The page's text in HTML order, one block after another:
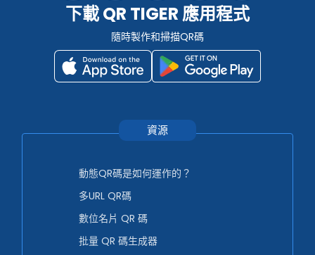
下載 QR TIGER 應用程式
隨時製作和掃描QR碼
資源
動態QR碼是如何運作的？
多URL QR碼
數位名片 QR 碼
批量 QR 碼生成器